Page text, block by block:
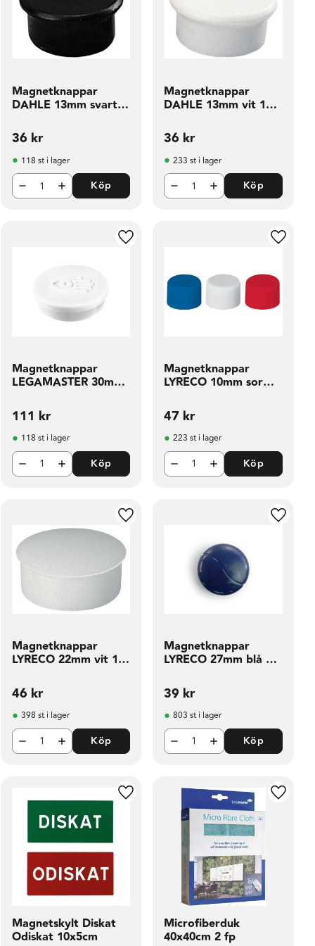
Magnetknappar
DAHLE 13mm svart
36 kr
118 st i lager
Köp
Magnetknappar
DAHLE 13mm vit 10
36 kr
233 st i lager
Köp
i favoriter
Magnetknappar
LEGAMASTER 30mm
111 kr
Lägg till i favoriter
118 st i lager
Köp
Magnetknappar
LYRECO 10mm sor
47 kr
Lägg
223 st i lager
Köp
i favoriter
Magnetknappar
LYRECO 22mm vit 10
46 kr
Lägg till i favoriter
398 st i lager
Köp
Magnetknappar
LYRECO 27mm blå 6
39 kr
Lägg
803 st i lager
Köp
i favoriter
Magnetskylt Diskat
Odiskat 10x5cm
Lägg till i favoriter
Microfiberduk
40x40cm 2 fp
Lägg